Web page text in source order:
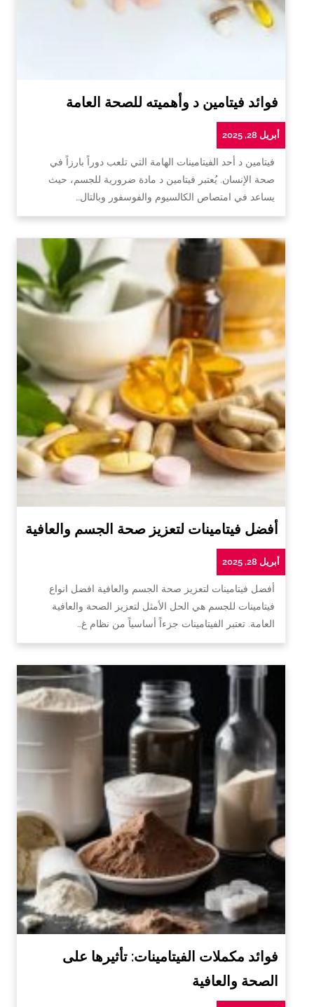
فوائد فيتامين د وأهميته للصحة العامة
أبريل 28, 2025
فيتامين د أحد الفيتامينات الهامة التي تلعب دوراً بارزاً في
صحة الإنسان. يُعتبر فيتامين د مادة ضرورية للجسم، حيث
يساعد في امتصاص الكالسيوم والفوسفور وبالتال…
أفضل فيتامينات لتعزيز صحة الجسم والعافية
أبريل 28, 2025
أفضل فيتامينات لتعزيز صحة الجسم والعافية افضل انواع
فيتامينات للجسم هي الحل الأمثل لتعزيز الصحة والعافية
العامة. تعتبر الفيتامينات جزءاً أساسياً من نظام غ…
فوائد مكملات الفيتامينات: تأثيرها على
الصحة والعافية